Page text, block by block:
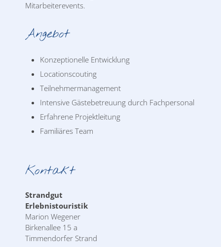
Mitarbeiterevents.
Angebot
Konzeptionelle Entwicklung
Locationscouting
Teilnehmermanagement
Intensive Gästebetreuung durch Fachpersonal
Erfahrene Projektleitung
Familiäres Team
Kontakt
Strandgut
Erlebnistouristik
Marion Wegener
Birkenallee 15 a
Timmendorfer Strand